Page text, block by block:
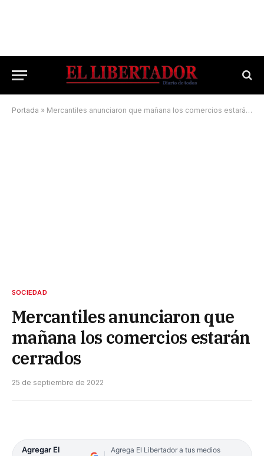
Portada » Mercantiles anunciaron que mañana los comercios estarán cerrados
SOCIEDAD
Mercantiles anunciaron que
mañana los comercios estarán
cerrados
25 de septiembre de 2022
Agregar El
Agrega El Libertador a tus medios